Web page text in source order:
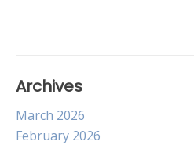
Archives
March 2026
February 2026